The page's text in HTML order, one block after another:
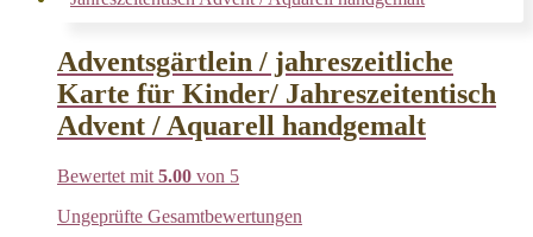
Adventsgärtlein / jahreszeitliche
Karte für Kinder/ Jahreszeitentisch
Advent / Aquarell handgemalt
Bewertet mit 5.00 von 5
Ungeprüfte Gesamtbewertungen